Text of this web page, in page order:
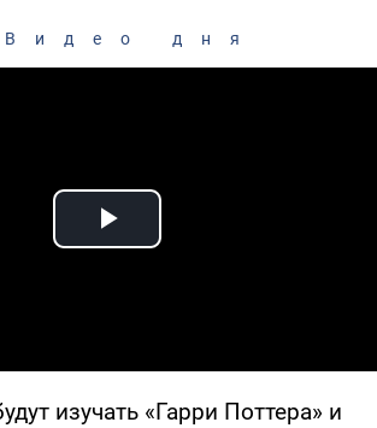
Видео дня
Play Video
изучать «Гарри Поттера» и